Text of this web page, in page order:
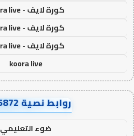
كورة لايف - koora live
كورة لايف - koora live
كورة لايف - koora live
koora live
روابط نصية AA35872
ضوء التعليمي